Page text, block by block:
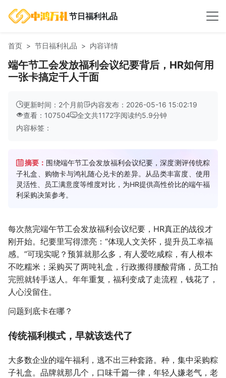
节日福利礼品
首页 节日福利礼品 内容详情
端午节工会发放福利会议纪要背后，HR如何用
一张卡搞定千人千面
更新时间：2个月前
内容发布：2026-05-16 15:02:19
查看：107504
全文共1172字阅读约5.9分钟
内容标签：
摘要： 围绕端午节工会发放福利会议纪要，深度测评传统粽
子礼盒、购物卡与鸿礼随心兑卡的差异。从品类丰富度、使用
灵活性、员工满意度等维度对比，为HR提供高性价比的端午福
利采购决策参考。
每次熬完端午节工会发放福利会议纪要，HR真正的战役才
刚开始。纪要里写得漂亮：“体现人文关怀，提升员工幸福
感。”可现实呢？预算就那么多，有人爱吃咸粽，有人根本
不吃糯米；采购买了两吨礼盒，行政搬得腰酸背痛，员工拍
完照就转手送人。年年重复，福利变成了走流程，钱花了，
人心没留住。
问题到底卡在哪？
传统福利模式，早就该迭代了
大多数企业的端午福利，逃不出三种套路。种，集中采购粽
子礼盒。品牌就那几个，口味千篇一律，年轻人嫌老气，老